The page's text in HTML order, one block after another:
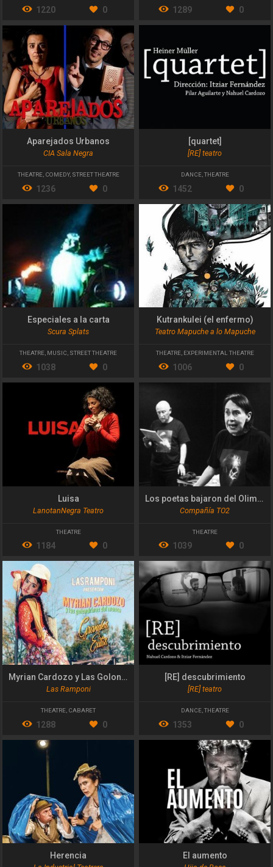
1220 0 1289 0
Aparejados Urbanos
CIA Sala Negra
THEATRE, COMEDY, STREET THEATRE
1236 0
[quartet]
[RE] teatro
DANCE, THEATRE
1452 0
Especiales a la carta
Scura Splats
THEATRE, MUSIC, STREET THEATRE
1038 0
Kutrankulei (el enfermo)
Teatro Mapuche a lo Mapuche
THEATRE, EXPERIMENTAL THEATRE
1006 0
Luisa
LanotanNegra Teatro
THEATRE
1184 0
Los poetas bajaron del Olimpo
Compañía TO2
THEATRE
1039 0
Myrian Cardozo y Las Golondrinas del Monte
Las Ramponi
THEATRE CABARET
1288 0
[RE] descubrimiento
[RE] teatro
DANCE, THEATRE
1353 0
Herencia El aumento